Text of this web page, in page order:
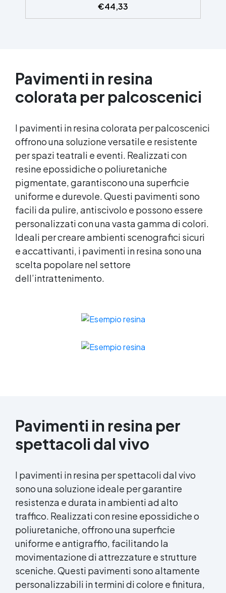
superfici. ✅ Adatta per ambienti umidi od
alto passaggio : Formulazione Poliuretanica,
qualsiasi colore, con finitura lucida o
satinata. Coprente in una singola passata.
✅ Universale: Perfetta per pavimentazioni ,
parcheggi esterni, magazzini e , oltre a
preparato. ✅ Conformità e sicurezza:
Conforme al Regolamento Europeo EU no.
305/2011 - Regolamento Europeo EU no.
574/2014 - Marcatura CE secondo EN 1504-2
e relativa Dichiarazione di Prestazione (DoP)
✅ Facile da Usare, miscela i 2 componenti
(2 : 1) comodamente predosati
€44,33
Pavimenti in resina
colorata per palcoscenici
I pavimenti in resina colorata per palcoscenici
offrono una soluzione versatile e resistente
per spazi teatrali e eventi. Realizzati con
resine epossidiche o poliuretaniche
pigmentate, garantiscono una superficie
uniforme e durevole. Questi pavimenti sono
facili da pulire, antiscivolo e possono essere
personalizzati con una vasta gamma di colori.
Ideali per creare ambienti scenografici sicuri
e accattivanti, i pavimenti in resina sono una
scelta popolare nel settore
dell’intrattenimento.
Pavimenti in resina per
spettacoli dal vivo
I pavimenti in resina per spettacoli dal vivo
sono una soluzione ideale per garantire
resistenza e durata in ambienti ad alto
traffico. Realizzati con resine epossidiche o
poliuretaniche, offrono una superficie
uniforme e antigraffio, facilitando la
movimentazione di attrezzature e strutture
sceniche. Questi pavimenti sono altamente
personalizzabili in termini di colore e finitura,